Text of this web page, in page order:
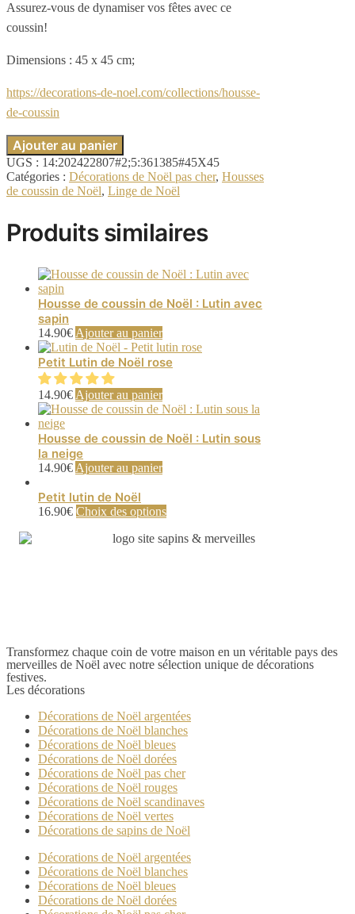
Assurez-vous de dynamiser vos fêtes avec ce
coussin!
Dimensions : 45 x 45 cm;
https://decorations-de-noel.com/collections/housse-
de-coussin
Ajouter au panier
UGS : 14:202422807#2;5:361385#45X45
Catégories : Décorations de Noël pas cher, Housses
de coussin de Noël, Linge de Noël
Produits similaires
Housse de coussin de Noël : Lutin avec
sapin
14.90€ Ajouter au panier
Petit Lutin de Noël rose
14.90€ Ajouter au panier
Housse de coussin de Noël : Lutin sous
la neige
14.90€ Ajouter au panier
Petit lutin de Noël
16.90€ Choix des optionsCe
a
sur
la
produit
Transformez chaque coin de votre maison en un véritable pays des
merveilles de Noël avec notre sélection unique de décorations
festives.
Les décorations
Décorations de Noël argentées
Décorations de Noël blanches
Décorations de Noël bleues
Décorations de Noël dorées
Décorations de Noël pas cher
Décorations de Noël rouges
Décorations de Noël scandinaves
Décorations de Noël vertes
Décorations de sapins de Noël
Décorations de Noël argentées
Décorations de Noël blanches
Décorations de Noël bleues
Décorations de Noël dorées